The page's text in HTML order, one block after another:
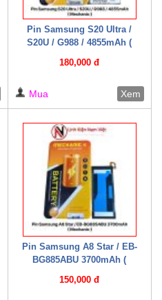
Pin Samsung S20 Ultra /
S20U / G988 / 4855mAh (
180,000 đ
Mua Xem
Pin Samsung A8 Star / EB-
BG885ABU 3700mAh (
150,000 đ